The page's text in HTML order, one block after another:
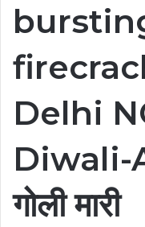
Delhi
Diwali-
गोली मारी